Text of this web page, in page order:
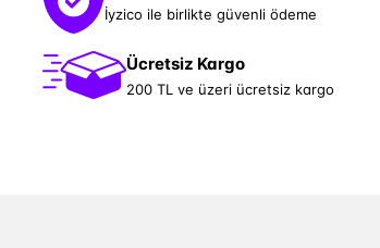
İyzico ile birlikte güvenli ödeme
Ücretsiz Kargo
200 TL ve üzeri ücretsiz kargo